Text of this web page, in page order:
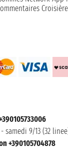
samedi 9/13 (32
+390105704878